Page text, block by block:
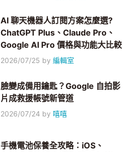
AI 聊天機器人訂閱方案怎麼選?
ChatGPT Plus、Claude Pro、
Google AI Pro 價格與功能大比較
2026/07/25 by編輯室
臉變成備用鑰匙？Google 自拍影
片成救援帳號新管道
2026/07/24 by 嘻嘻
手機電池保養全攻略：iOS、